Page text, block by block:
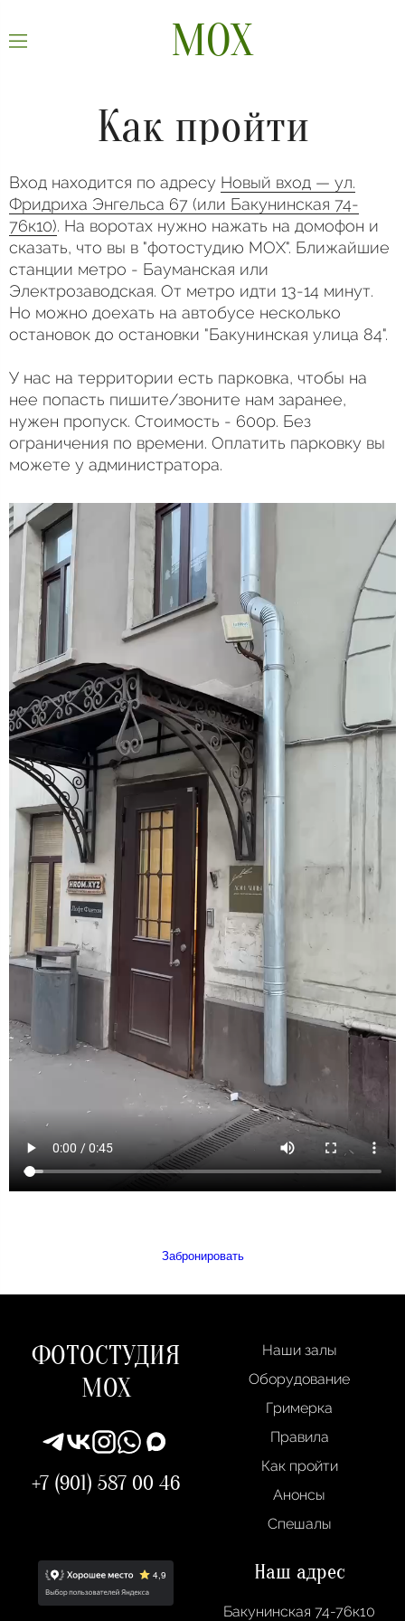
МОХ
Как пройти
Вход находится по адресу Новый вход — ул.
Фридриха Энгельса 67 (или Бакунинская 74-
76к10). На воротах нужно нажать на домофон и
сказать, что вы в "фотостудию МОХ". Ближайшие
станции метро - Бауманская или
Электрозаводская. От метро идти 13-14 минут.
Но можно доехать на автобусе несколько
остановок до остановки "Бакунинская улица 84".
У нас на территории есть парковка, чтобы на
нее попасть пишите/звоните нам заранее,
нужен пропуск. Стоимость - 600р. Без
ограничения по времени. Оплатить парковку вы
можете у администратора.
Забронировать
ФОТОСТУДИЯ
МОХ
+7 (901) 587 00 46
Наши залы
Оборудование
Гримерка
Правила
Как пройти
Анонсы
Спешалы
Наш адрес
Бакунинская 74-76к10